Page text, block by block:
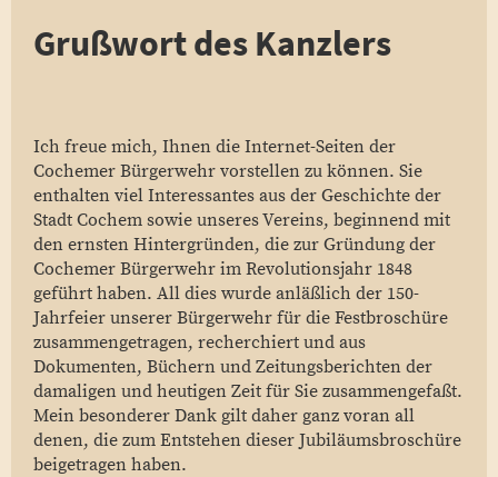
Grußwort des Kanzlers
Ich freue mich, Ihnen die Internet-Seiten der
Cochemer Bürgerwehr vorstellen zu können. Sie
enthalten viel Interessantes aus der Geschichte der
Stadt Cochem sowie unseres Vereins, beginnend mit
den ernsten Hintergründen, die zur Gründung der
Cochemer Bürgerwehr im Revolutionsjahr 1848
geführt haben. All dies wurde anläßlich der 150-
Jahrfeier unserer Bürgerwehr für die Festbroschüre
zusammengetragen, recherchiert und aus
Dokumenten, Büchern und Zeitungsberichten der
damaligen und heutigen Zeit für Sie zusammengefaßt.
Mein besonderer Dank gilt daher ganz voran all
denen, die zum Entstehen dieser Jubiläumsbroschüre
beigetragen haben.